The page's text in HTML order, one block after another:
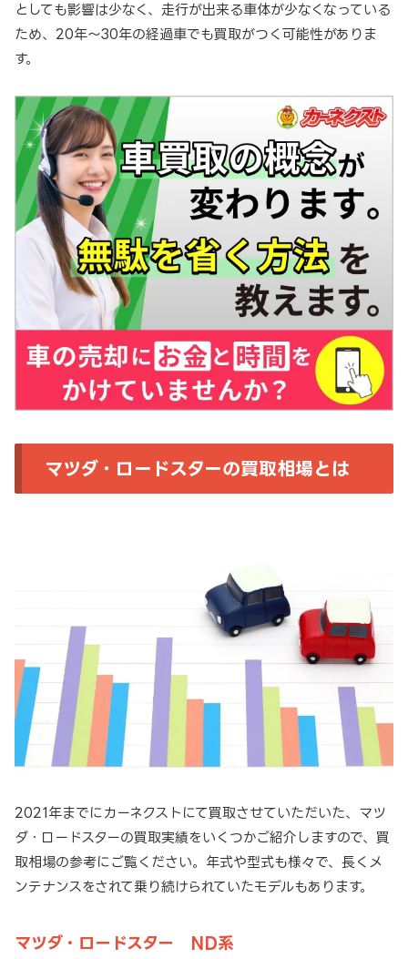
としても影響は少なく、走行が出来る車体が少なくなっている
ため、20年～30年の経過車でも買取がつく可能性がありま
す。
マツダ・ロードスターの買取相場とは
2021年までにカーネクストにて買取させていただいた、マツ
ダ・ロードスターの買取実績をいくつかご紹介しますので、買
取相場の参考にご覧ください。年式や型式も様々で、長くメ
ンテナンスをされて乗り続けられていたモデルもあります。
マツダ・ロードスター ND系